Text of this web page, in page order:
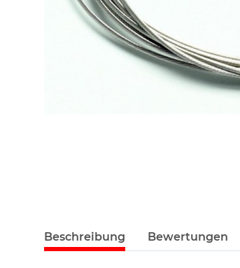
Beschreibung Bewertungen